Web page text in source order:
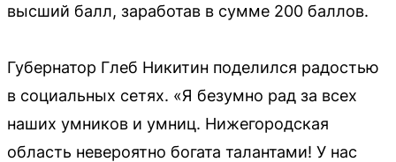
высший балл, заработав в сумме 200 баллов.
Губернатор Глеб Никитин поделился радостью
в социальных сетях. «Я безумно рад за всех
наших умников и умниц. Нижегородская
область невероятно богата талантами! У нас